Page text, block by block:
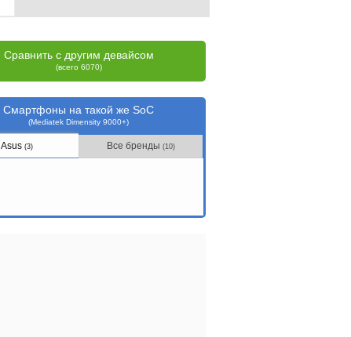
Сравнить с другим девайсом
(всего 6070)
Смартфоны на такой же SoC
(Mediatek Dimensity 9000+)
Asus (3) Все бренды (10)